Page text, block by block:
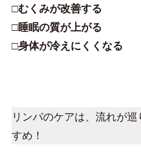
□むくみが改善する
□睡眠の質が上がる
□身体が冷えにくくなる
リンパのケアは、流れが
すめ！